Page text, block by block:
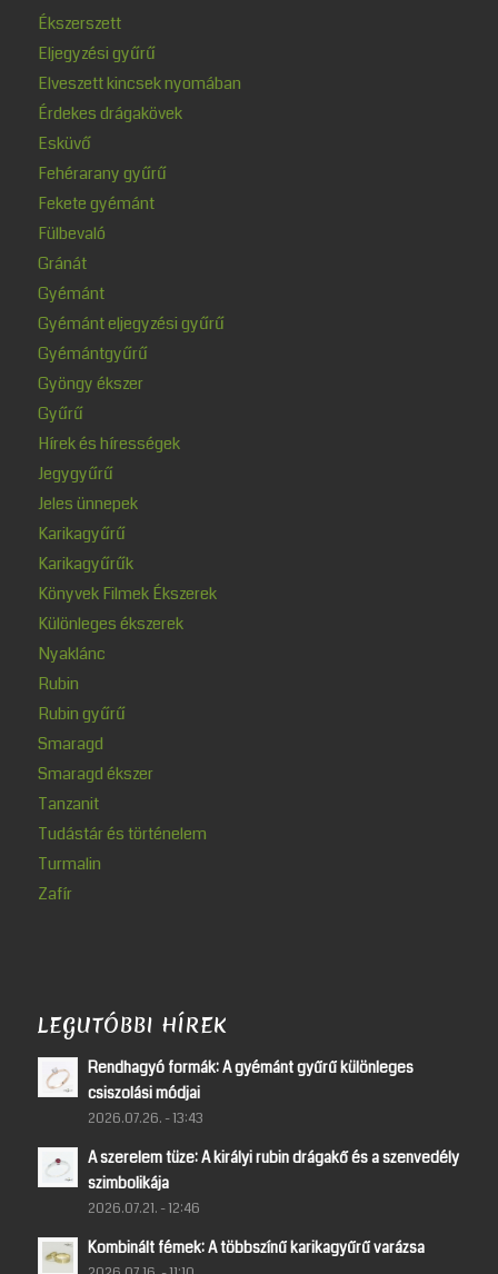
Ékszerszett
Eljegyzési gyűrű
Elveszett kincsek nyomában
Érdekes drágakövek
Esküvő
Fehérarany gyűrű
Fekete gyémánt
Fülbevaló
Gránát
Gyémánt
Gyémánt eljegyzési gyűrű
Gyémántgyűrű
Gyöngy ékszer
Gyűrű
Hírek és hírességek
Jegygyűrű
Jeles ünnepek
Karikagyűrű
Karikagyűrűk
Könyvek Filmek Ékszerek
Különleges ékszerek
Nyaklánc
Rubin
Rubin gyűrű
Smaragd
Smaragd ékszer
Tanzanit
Tudástár és történelem
Turmalin
Zafír
LEGUTÓBBI HÍREK
Rendhagyó formák: A gyémánt gyűrű különleges
csiszolási módjai
2026.07.26. - 13:43
A szerelem tüze: A királyi rubin drágakő és a szenvedély
szimbolikája
2026.07.21. - 12:46
Kombinált fémek: A többszínű karikagyűrű varázsa